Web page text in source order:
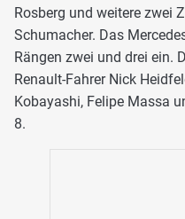
Rosberg und weitere zwei
Schumacher. Das
Rängen zwei und drei ein.
Renault-Fahrer Nick
Kobayashi, Felipe Massa
8.